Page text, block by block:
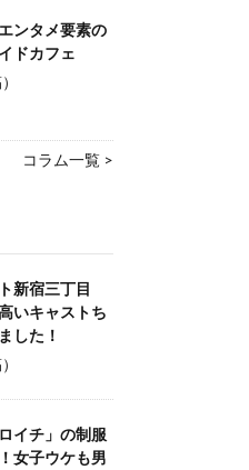
ンタメ要素の
ドカフェ
コラム一覧 >
新宿三丁目
いキャストち
した！
イチ」の制服
女子ウケも男